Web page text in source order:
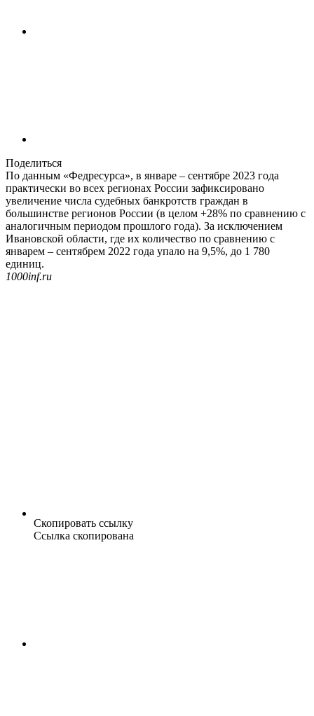
Поделиться
По данным «Федресурса», в январе – сентябре 2023 года
практически во всех регионах России зафиксировано
увеличение числа судебных банкротств граждан в
большинстве регионов России (в целом +28% по сравнению с
аналогичным периодом прошлого года). За исключением
Ивановской области, где их количество по сравнению с
январем – сентябрем 2022 года упало на 9,5%, до 1 780
единиц.
1000inf.ru
Скопировать ссылку
Ссылка скопирована